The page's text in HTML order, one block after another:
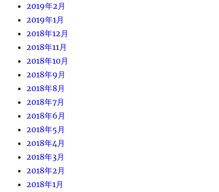
2019年2月
2019年1月
2018年12月
2018年11月
2018年10月
2018年9月
2018年8月
2018年7月
2018年6月
2018年5月
2018年4月
2018年3月
2018年2月
2018年1月